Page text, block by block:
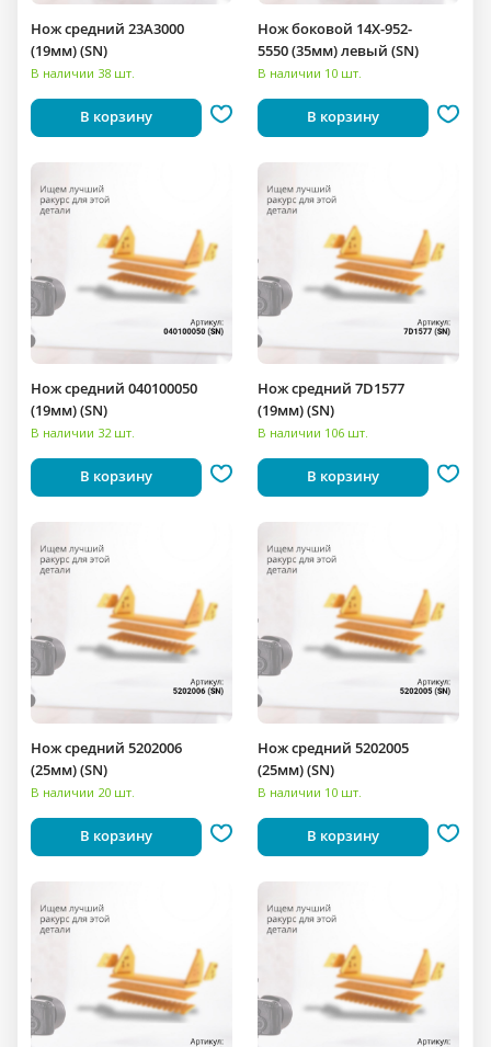
Нож средний 23A3000
(19мм) (SN)
В наличии 38 шт.
В корзину
Нож боковой 14X-952-
5550 (35мм) левый (SN)
В наличии 10 шт.
В корзину
Нож средний 040100050
(19мм) (SN)
В наличии 32 шт.
В корзину
Нож средний 7D1577
(19мм) (SN)
В наличии 106 шт.
В корзину
Нож средний 5202006
(25мм) (SN)
В наличии 20 шт.
В корзину
Нож средний 5202005
(25мм) (SN)
В наличии 10 шт.
В корзину